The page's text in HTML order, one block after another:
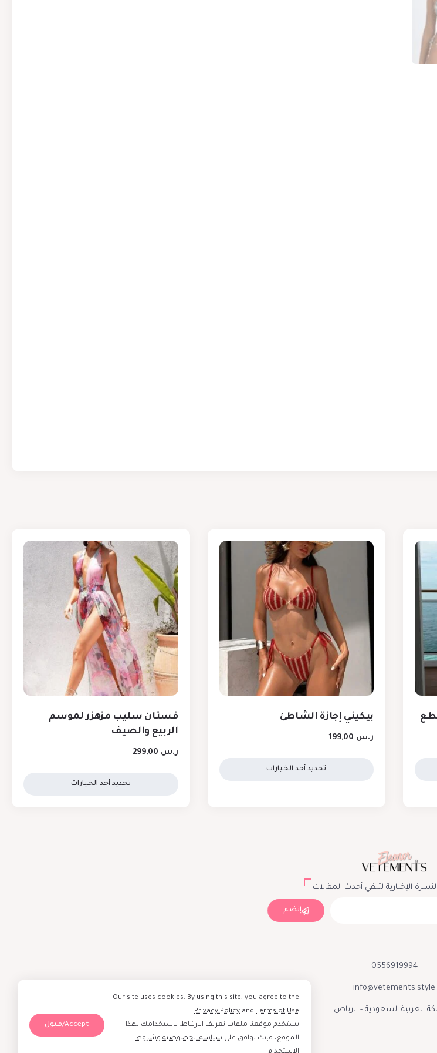
بيكيني إجازة الشاطئ
ر.س
تحديد أحد الخيارات
فستان سليب مزهزر لموسم
الربيع والصيف
ر.س
تحديد أحد الخيارات
الإخبارية لتلقي أحدث المقالات
إنضم
0556919994
info@vetements.style
العربية السعودية - الرياض
Our site uses cookies. By using this site, you agree to the
Privacy Policy and Terms of Use
.
يستخدم موقعنا ملفات تعريف الارتباط. باستخدامك لهذا
الموقع، فإنك توافق على سياسة الخصوصية وشروط
Accept/قبول